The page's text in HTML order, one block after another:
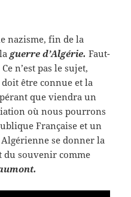
nazisme, fin de la
laguerre d’Algérie. Faut-
n’est pas le sujet,
être connue et la
que viendra un
où nous pourrons
Française et un
se donner la
souvenir comme